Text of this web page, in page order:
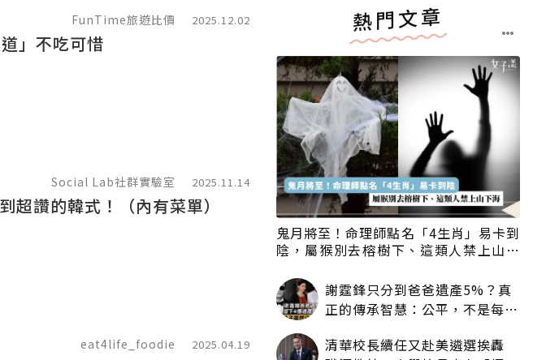
FunTime旅遊比價 2025.12.02
」不吃可惜
Social Lab社群實驗室 2025.11.14
超讚的韓式！（內有菜單）
eat4life_foodie 2025.04.19
熱門文章
鬼月將至！命理師點名「4生肖」易卡到
陰，屬猴別去榕樹下、這類人禁上山下
謝霆鋒只分到爸爸遺產5%？真
正的傳承智慧：公平，不是每個
清華校長續任又赴美遴選挨轟